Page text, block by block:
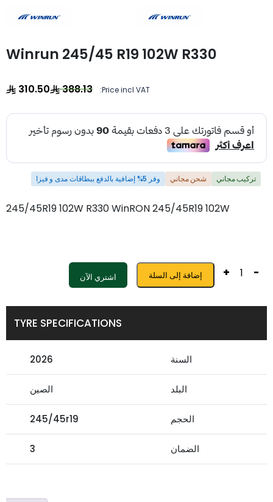
Winrun 245/45 R19 102W R330
Price incl VAT:
388.13
310.50
تركيب مجاني شحن مجاني وفر 5% إضافية بالدفع ببطاقات مدى و فيزا
245/45R19 102W R330 WinRON 245/45R19 102W
-
+ إضافة إلى السلة اشتري الآن
TYRE SPECIFICATIONS
السنة 2026
البلد الصين
الحجم 245/45r19
الضمان 3